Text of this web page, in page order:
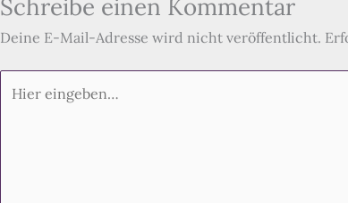
Schreibe einen Kommentar
Deine E-Mail-Adresse wird nicht veröffentlicht.
eingeben…